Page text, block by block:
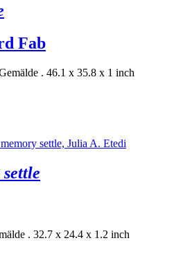
Fab
. 46.1 x 35.8 x 1 inch
. 32.7 x 24.4 x 1.2 inch